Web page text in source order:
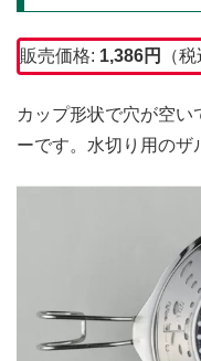
販売価格: 1,386円 （税
カップ形状で穴が空
ーです。水切り用のザ